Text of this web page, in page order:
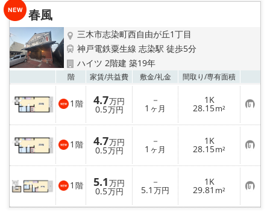
り
春風
三木市志染町西自由が丘1丁目
神戸電鉄粟生線 志染駅 徒歩5分
ハイツ 2階建 築19年
階 家賃/共益費 敷金/礼金 間取り/専有面積
1 階 4.7万円
0.5万円
－
1 ヶ月
1K
28.15m² お
気
に
入
り
登
録
1 階 4.7万円
0.5万円
－
1 ヶ月
1K
28.15m² お
気
に
入
り
登
録
1 階 5.1万円
0.5万円
－
5.1 万円
1K
29.81 m² お
気
に